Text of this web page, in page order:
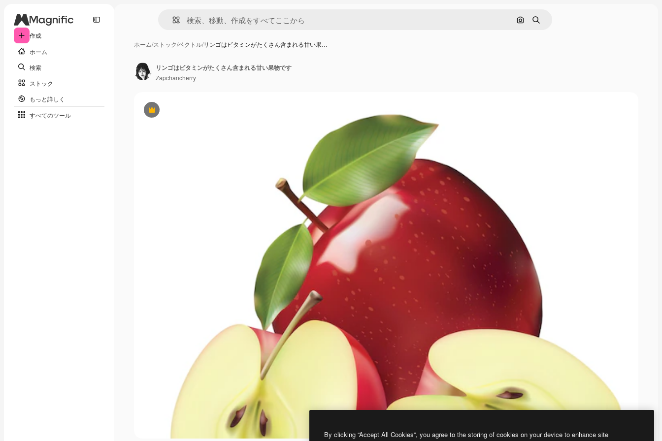
作成
ホーム
検索
ストック
もっと詳しく
すべてのツール
画像で検索
検索
ホーム/ストック/ベクトル/リンゴはビタミンがたくさん含まれる甘い果…
Premium
リンゴはビタミンがたくさん含まれる甘い果物です
Zapchancherry
By clicking “Accept All Cookies”, you agree to the storing of cookies on your device to enhance site